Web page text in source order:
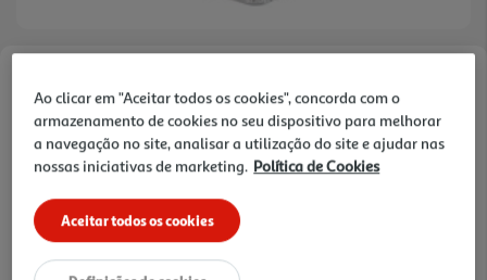
12.99 €/un
12,99 €
Ao clicar em "Aceitar todos os cookies", concorda com o
armazenamento de cookies no seu dispositivo para melhorar
a navegação no site, analisar a utilização do site e ajudar nas
nossas iniciativas de marketing. Política de Cookies
Aceitar todos os cookies